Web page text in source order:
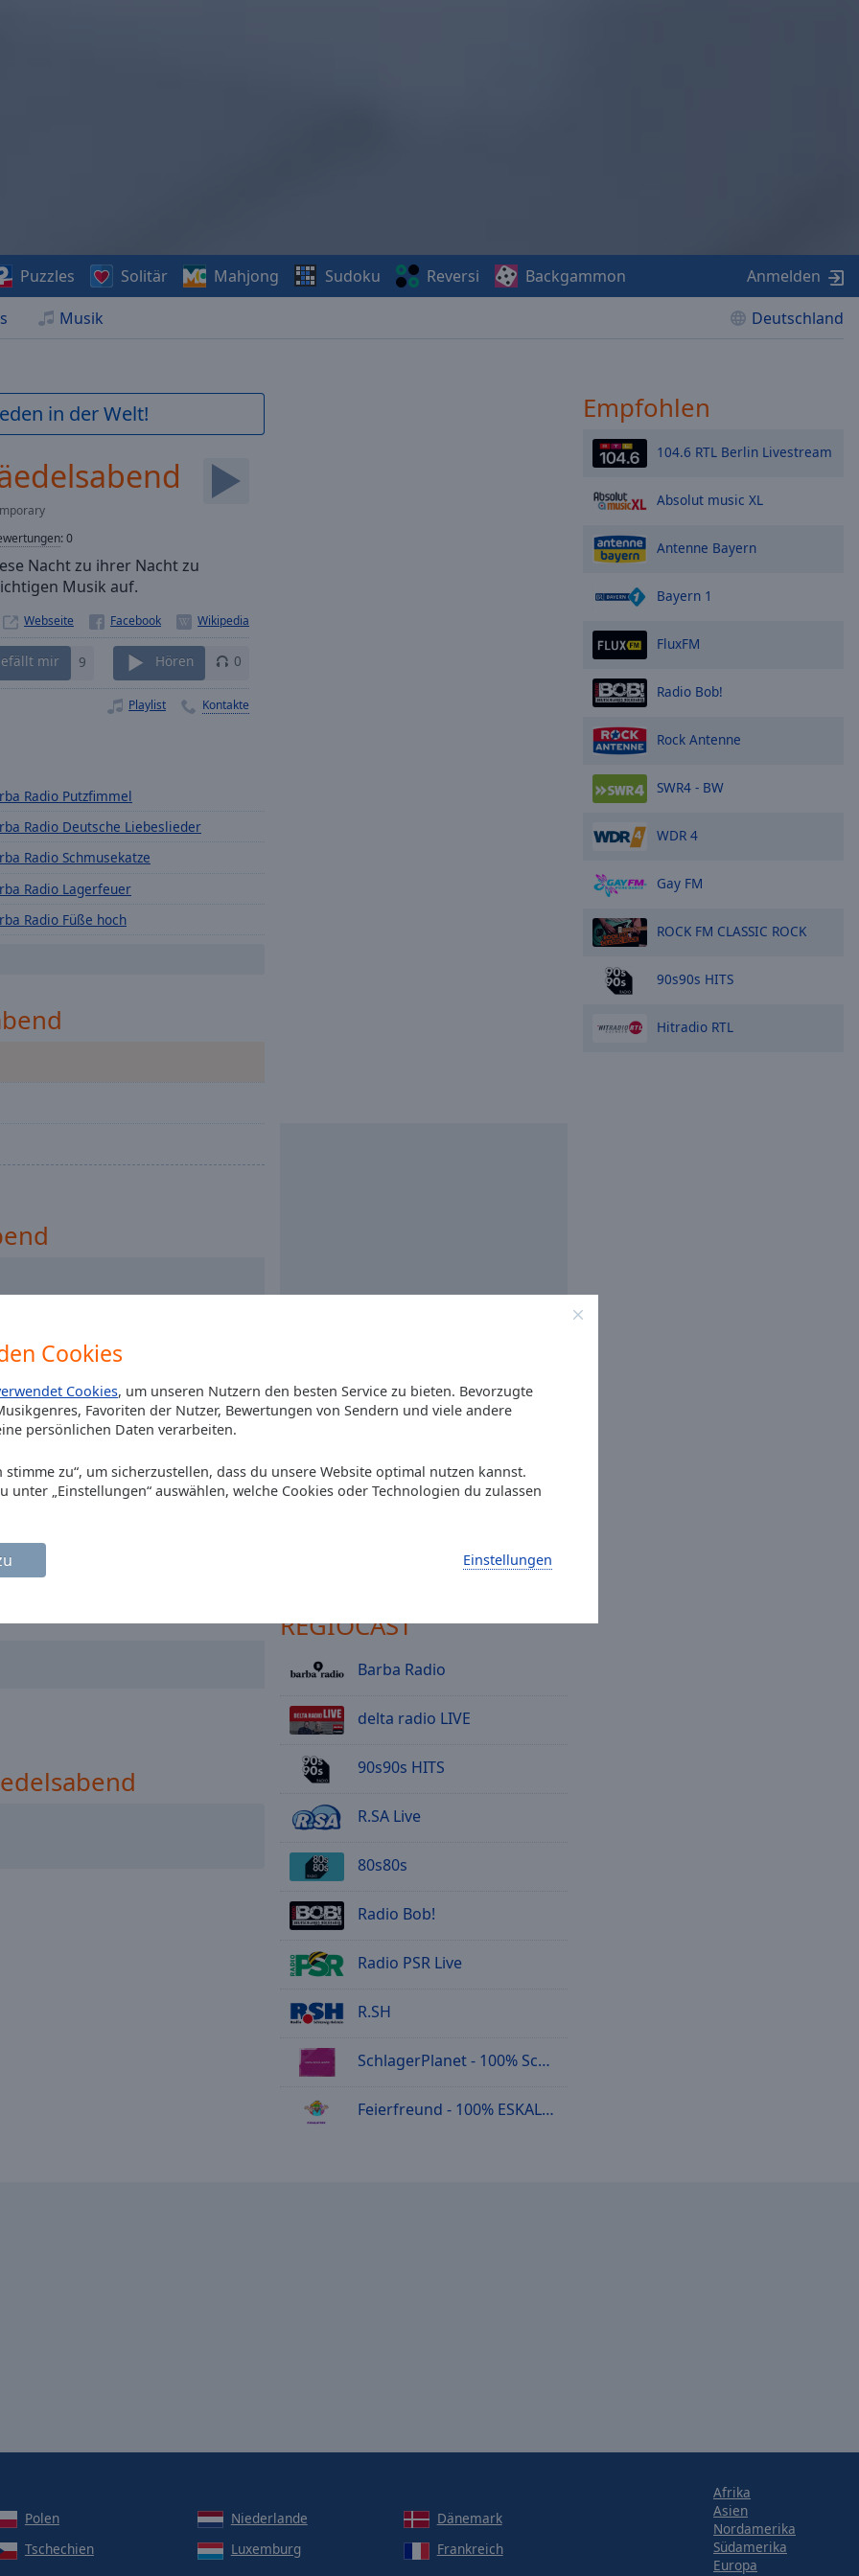
Cookies
Cookies, um unseren Nutzern den besten Service zu bieten. Bevorzugte
Favoriten der Nutzer, Bewertungen von Sendern und viele andere
persönlichen Daten verarbeiten.
stimme zu“, um sicherzustellen, dass du unsere Website optimal nutzen kannst.
unter „Einstellungen“ auswählen, welche Cookies oder Technologien du zulassen
Einstellungen
Musik Deutschland
Puzzles Solitär Mahjong Sudoku Reversi Backgammon Anmelden
in der Welt!
:0
Nacht zu ihrer Nacht zu
Musik auf.
Webseite
mir 9 Hören 0
Playlist Kontakte
Radio Putzfimmel
Radio Deutsche Liebeslieder
Radio Schmusekatze
Radio Lagerfeuer
Radio Füße hoch
Installieren Sie gratisGratisappauf
online an, wo Sie immer wollen.
andere Optionen
REGIOCAST
Barba Radio
delta radio LIVE
90s90s HITS
R.SA Live
80s80s
Radio Bob!
Radio PSR Live
R.SH
SchlagerPlanet - 100% Schlager
Feierfreund - 100% ESKALATION
Empfohlen
104.6 RTL Berlin Livestream
Absolut music XL
Antenne Bayern
Bayern 1
FluxFM
Radio Bob!
Rock Antenne
SWR4 - BW
WDR 4
Gay FM
ROCK FM CLASSIC ROCK
90s90s HITS
Hitradio RTL
Polen Niederlande
Dänemark
Tschechien Luxemburg
Frankreich
Afrika
Asien
Nordamerika
Südamerika
Europa